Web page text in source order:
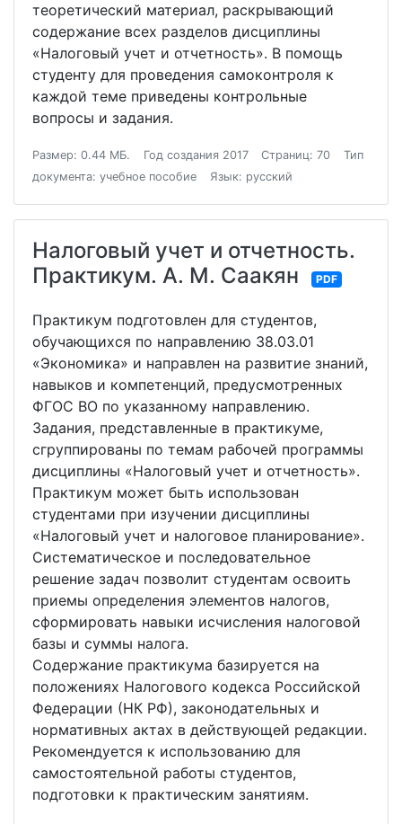
теоретический материал, раскрывающий
содержание всех разделов дисциплины
«Налоговый учет и отчетность». В помощь
студенту для проведения самоконтроля к
каждой теме приведены контрольные
вопросы и задания.
Размер: 0.44 МБ. Год создания 2017 Страниц: 70
Тип
документа: учебное пособие
Язык: русский
Налоговый учет и отчетность.
Практикум. А. М. Саакян
PDF
Практикум подготовлен для студентов,
обучающихся по направлению 38.03.01
«Экономика» и направлен на развитие знаний,
навыков и компетенций, предусмотренных
ФГОС ВО по указанному направлению.
Задания, представленные в практикуме,
сгруппированы по темам рабочей программы
дисциплины «Налоговый учет и отчетность».
Практикум может быть использован
студентами при изучении дисциплины
«Налоговый учет и налоговое планирование».
Систематическое и последовательное
решение задач позволит студентам освоить
приемы определения элементов налогов,
сформировать навыки исчисления налоговой
базы и суммы налога.
Содержание практикума базируется на
положениях Налогового кодекса Российской
Федерации (НК РФ), законодательных и
нормативных актах в действующей редакции.
Рекомендуется к использованию для
самостоятельной работы студентов,
подготовки к практическим занятиям.